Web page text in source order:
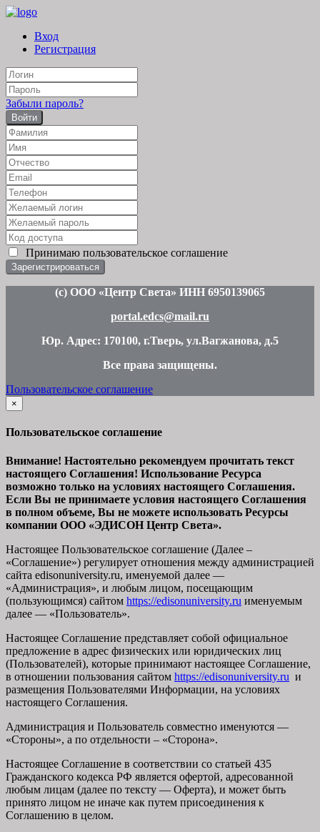
Вход
Регистрация
Забыли пароль?
Войти
Принимаю пользовательское соглашение
(c) ООО «Центр Света» ИНН 6950139065
portal.edcs@mail.ru
Юр. Адрес: 170100, г.Тверь, ул.Вагжанова, д.5
Все права защищены.
Пользовательское соглашение
×
закрыть
Пользовательское соглашение
Внимание! Настоятельно рекомендуем прочитать текст
настоящего Соглашения! Использование Ресурса
возможно только на условиях настоящего Соглашения.
Если Вы не принимаете условия настоящего Соглашения
в полном объеме, Вы не можете использовать Ресурсы
компании ООО «ЭДИСОН Центр Света».
Настоящее Пользовательское соглашение (Далее –
«Соглашение») регулирует отношения между администрацией
сайта edisonuniversity.ru, именуемой далее —
«Администрация», и любым лицом, посещающим
(пользующимся) сайтом https://edisonuniversity.ru именуемым
далее — «Пользователь».
Настоящее Соглашение представляет собой официальное
предложение в адрес физических или юридических лиц
(Пользователей), которые принимают настоящее Соглашение,
в отношении пользования сайтом https://edisonuniversity.ru и
размещения Пользователями Информации, на условиях
настоящего Соглашения.
Администрация и Пользователь совместно именуются —
«Стороны», а по отдельности – «Сторона».
Настоящее Соглашение в соответствии со статьей 435
Гражданского кодекса РФ является офертой, адресованной
любым лицам (далее по тексту — Оферта), и может быть
принято лицом не иначе как путем присоединения к
Соглашению в целом.